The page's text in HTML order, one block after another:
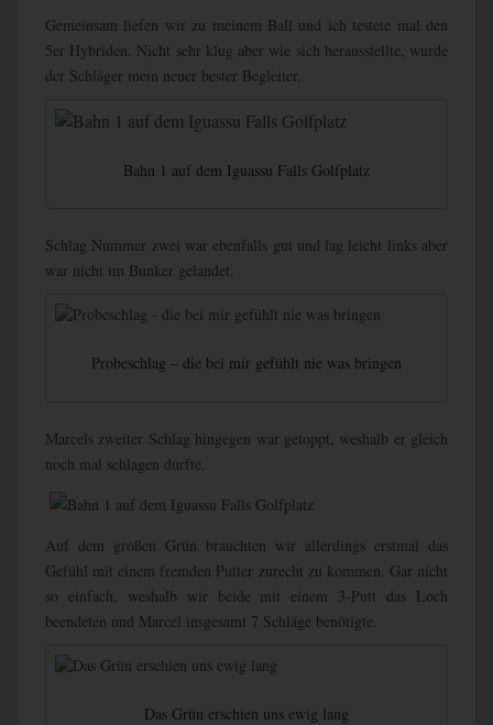
Gemeinsam liefen wir zu meinem Ball und ich testete mal den
5er Hybriden. Nicht sehr klug aber wie sich herausstellte, wurde
der Schläger mein neuer bester Begleiter.
Bahn 1 auf dem Iguassu Falls Golfplatz
Schlag Nummer zwei war ebenfalls gut und lag leicht links aber
war nicht im Bunker gelandet.
Probeschlag – die bei mir gefühlt nie was bringen
Marcels zweiter Schlag hingegen war getoppt, weshalb er gleich
noch mal schlagen durfte.
Auf dem großen Grün brauchten wir allerdings erstmal das
Gefühl mit einem fremden Putter zurecht zu kommen. Gar nicht
so einfach, weshalb wir beide mit einem 3-Putt das Loch
beendeten und Marcel insgesamt 7 Schläge benötigte.
Das Grün erschien uns ewig lang